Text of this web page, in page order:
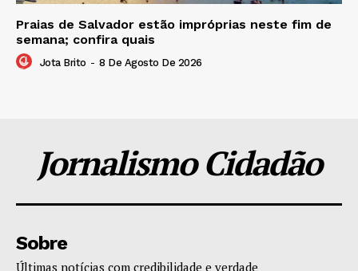
Praias de Salvador estão impróprias neste fim de
semana; confira quais
Jota Brito - 8 De Agosto De 2026
Jornalismo Cidadão
Sobre
Últimas notícias com credibilidade e verdade